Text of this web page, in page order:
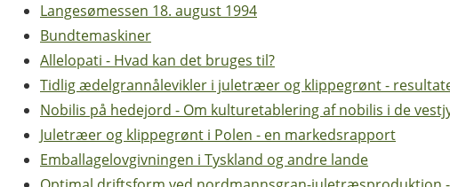
Langesømessen 18. august 1994
Bundtemaskiner
Allelopati - Hvad kan det bruges til?
Tidlig ædelgrannålevikler i juletræer og klippegrønt -
Nobilis på hedejord - Om kulturetablering af nobilis i de
Juletræer og klippegrønt i Polen - en markedsrapport
Emballagelovgivningen i Tyskland og andre lande